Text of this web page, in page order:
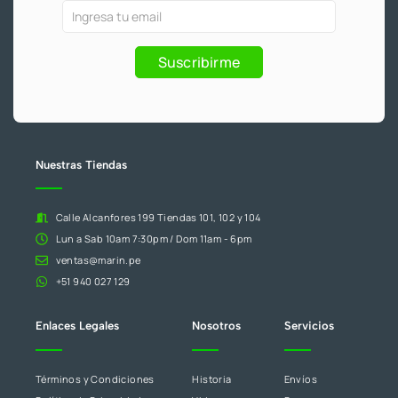
-
Ofertas
Promociones
blanco.
Suscribirme
Nuestras Tiendas
Calle Alcanfores 199 Tiendas 101, 102 y 104
Lun a Sab 10am 7:30pm / Dom 11am - 6pm
ventas@marin.pe
+51 940 027 129
Enlaces Legales
Términos y Condiciones
Nosotros
Historia
Servicios
Envíos